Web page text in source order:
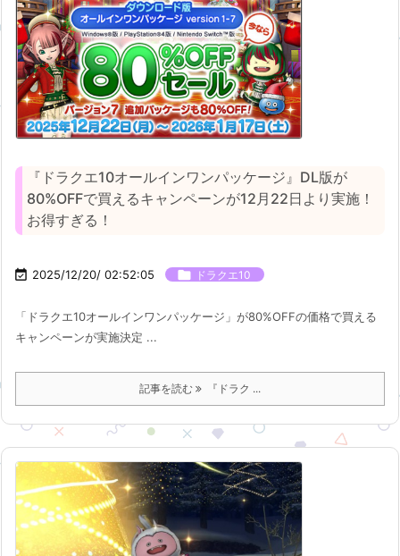
『ドラクエ10オールインワンパッケージ』DL版が
80%OFFで買えるキャンペーンが12月22日より実施！
お得すぎる！
 2025/12/20/ 02:52:05  ドラクエ10
「ドラクエ10オールインワンパッケージ」が80%OFFの価格で買える
キャンペーンが実施決定 ...
記事を読む 『ドラク ...